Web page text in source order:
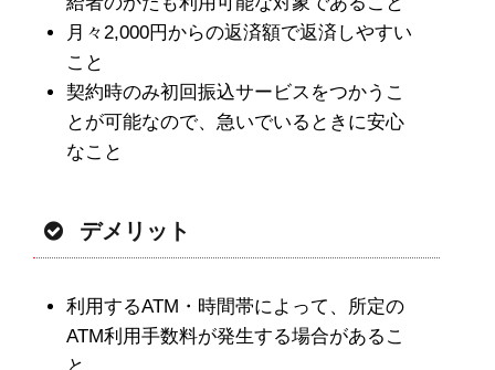
月々2,000円からの返済額で返済しやすい
こと
契約時のみ初回振込サービスをつかうこ
とが可能なので、急いでいるときに安心
なこと
デメリット
利用するATM・時間帯によって、所定の
ATM利用手数料が発生する場合があるこ